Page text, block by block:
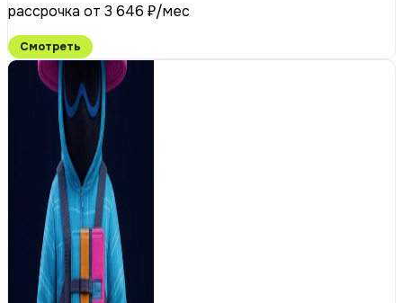
рассрочка от 3 646 ₽/мес
Смотреть